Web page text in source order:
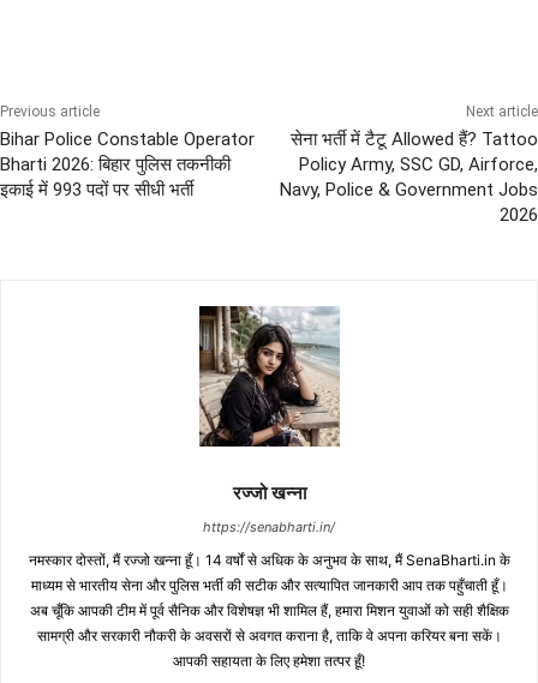
Previous article
Bihar Police Constable Operator
Bharti 2026: बिहार पुलिस तकनीकी
इकाई में 993 पदों पर सीधी भर्ती
Next article
सेना भर्ती में टैटू Allowed हैं? Tattoo
Policy Army, SSC GD, Airforce,
Navy, Police & Government Jobs
2026
रज्जो खन्ना
https://senabharti.in/
नमस्कार दोस्तों, मैं रज्जो खन्ना हूँ। 14 वर्षों से अधिक के अनुभव के साथ, मैं SenaBharti.in के
माध्यम से भारतीय सेना और पुलिस भर्ती की सटीक और सत्यापित जानकारी आप तक पहुँचाती हूँ।
अब चूँकि आपकी टीम में पूर्व सैनिक और विशेषज्ञ भी शामिल हैं, हमारा मिशन युवाओं को सही शैक्षिक
सामग्री और सरकारी नौकरी के अवसरों से अवगत कराना है, ताकि वे अपना करियर बना सकें।
आपकी सहायता के लिए हमेशा तत्पर हूँ!